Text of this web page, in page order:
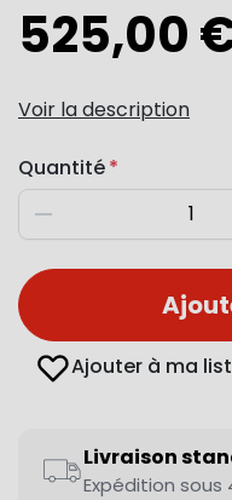
525,00
Voir la description
Quantité
Diminuer
Ajouter à ma
Livraison
Expédition sous